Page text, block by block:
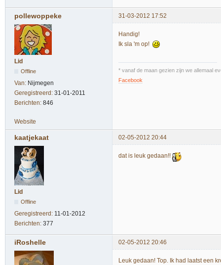
pollewoppeke 31-03-2012 17:52
Lid
Offline
Van: Nijmegen
Geregistreerd: 31-01-2011
Berichten: 846
Handig!
Ik sla 'm op!
* vanaf de maan gezien zijn we allemaal
Facebook
Website
kaatjekaat 02-05-2012 20:44
Lid
Offline
Geregistreerd: 11-01-2012
Berichten: 377
dat is leuk gedaan!!
iRoshelle 02-05-2012 20:46
Leuk gedaan! Top. Ik had laatst een